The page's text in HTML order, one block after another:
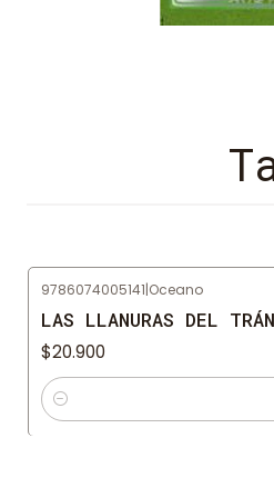
9786074005141|Oceano
LAS LLANURAS DEL
$20.900
Cantidad